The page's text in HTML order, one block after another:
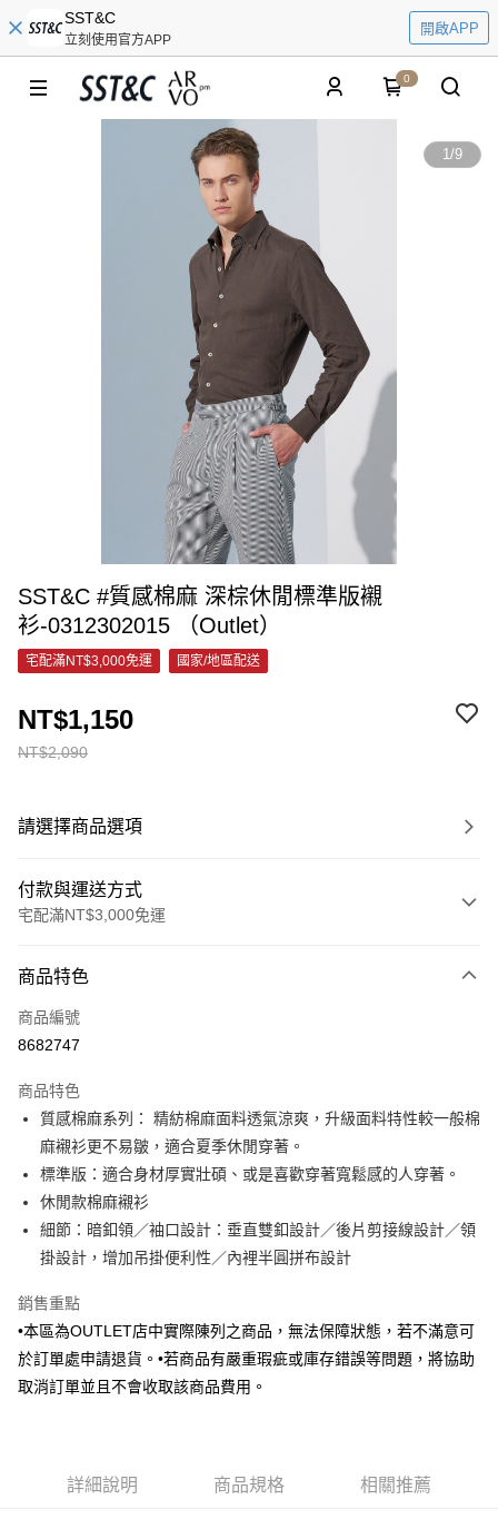
SST&C
立刻使用官方APP
開啟APP
0
1/9
SST&C #質感棉麻 深棕休閒標準版襯
衫-0312302015 （Outlet）
宅配滿NT$3,000免運 國家/地區配送
NT$2,090
NT$1,150
請選擇商品選項
付款與運送方式
宅配滿NT$3,000免運
信用卡一次付款
信用卡分期付款
合作金庫商業銀行
華南商業銀行
彰化商業銀行
上海商業儲蓄銀行
台北富邦商業銀行
國泰世華商業銀行
兆豐國際商業銀行
臺灣中小企業銀行
匯豐（台灣）商業銀行
華泰商業銀行
聯邦商業銀行
遠東國際商業銀行
元大商業銀行
永豐商業銀行
台新國際商業銀行
台灣樂天信用卡公司
6 期 0 利率 每期
華南商業銀行
彰化商業銀行
上海商業儲蓄銀行
台北富邦商業銀行
國泰世華商業銀行
臺灣中小企業銀行
台中商業銀行
匯豐（台灣）商業銀行
華泰商業銀行
元大商業銀行
玉山商業銀行
星展（台灣）商業銀行
台灣樂天信用卡公司
LINE Pay
Apple Pay
街口支付
悠遊付
Google Pay
AFTEE先享後付
便利好安心！
商品特色
商品編號
8682747
商品特色
質感棉麻系列： 精紡棉麻面料透氣涼爽，升級面料特性較一般棉
麻襯衫更不易皺，適合夏季休閒穿著。
標準版：適合身材厚實壯碩、或是喜歡穿著寬鬆感的人穿著。
休閒款棉麻襯衫
細節：暗釦領／袖口設計：垂直雙釦設計／後片剪接線設計／領
掛設計，增加吊掛便利性／內裡半圓拼布設計
銷售重點
•本區為OUTLET店中實際陳列之商品，無法保障狀態，若不滿意可
於訂單處申請退貨。•若商品有嚴重瑕疵或庫存錯誤等問題，將協助
取消訂單並且不會收取該商品費用。
詳細說明 商品規格 相關推薦